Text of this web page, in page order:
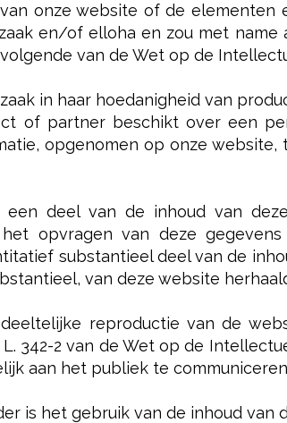
onze website of de
en/of elloha en zou met
van de Wet op de
in haar hoedanigheid van
of partner beschikt over een
opgenomen op onze
een deel van de inhoud van
het opvragen van deze
substantieel deel van de
van deze website
reproductie van de
L. 342-2 van de Wet op de
aan het publiek te
is het gebruik van de inhoud